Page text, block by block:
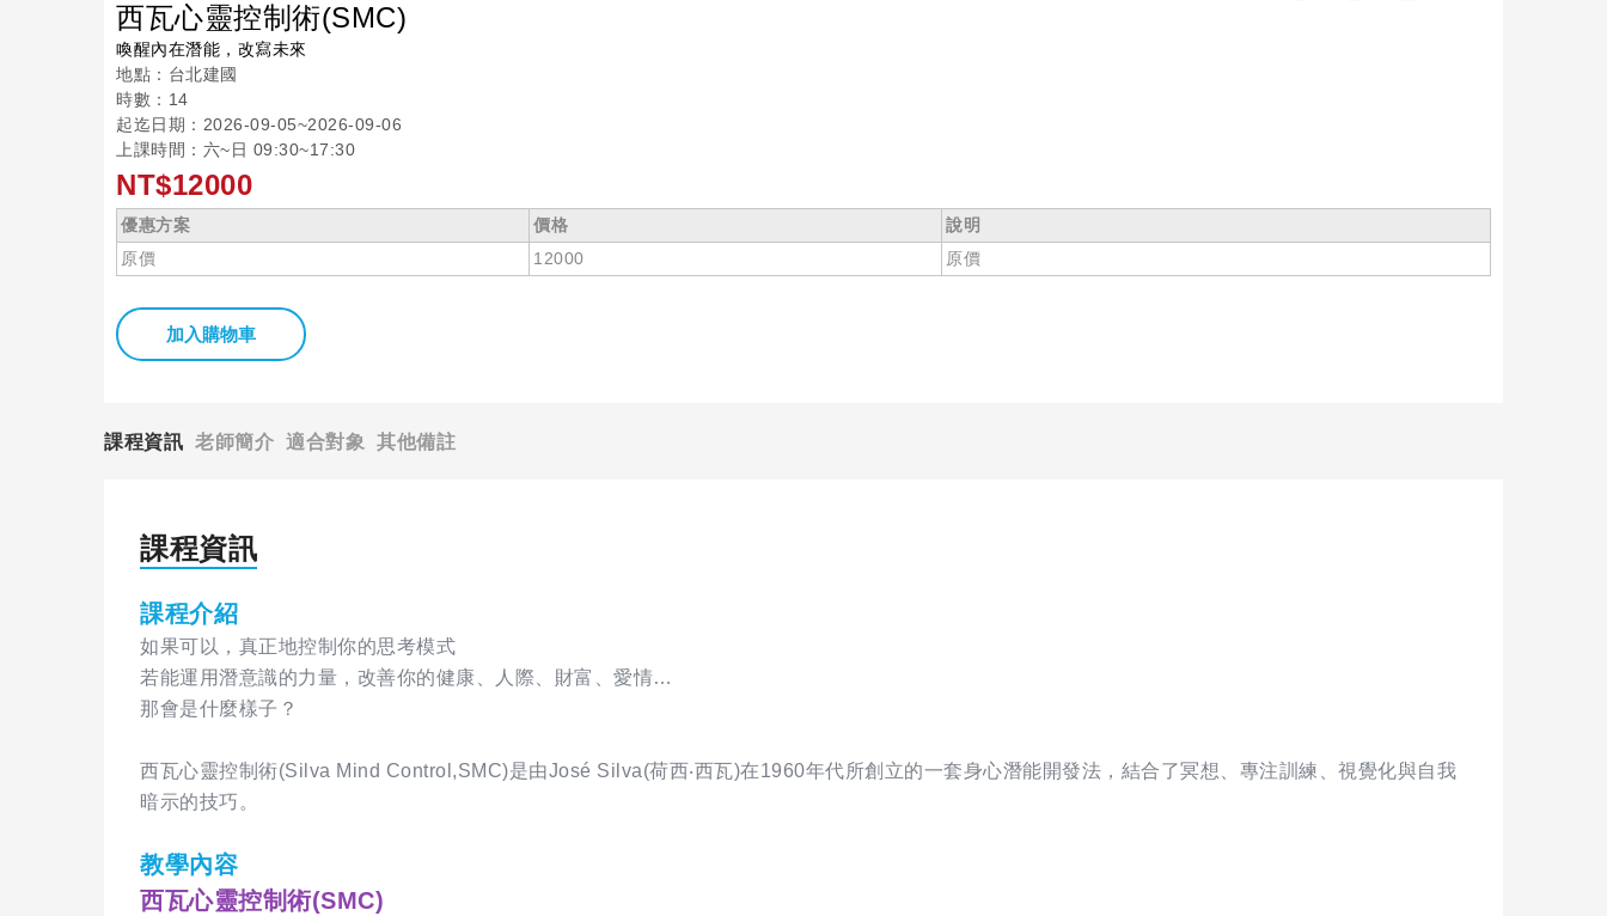
西瓦心靈控制術(SMC)
喚醒內在潛能，改寫未來
地點：台北建國
時數：14
起迄日期：2026-09-05~2026-09-06
上課時間：六~日 09:30~17:30
NT$12000
優惠方案 價格
說明
原價
12000 原價
加入購物車
課程資訊 老師簡介 適合對象 其他備註
課程資訊
課程介紹
如果可以，真正地控制你的思考模式
若能運用潛意識的力量，改善你的健康、人際、財富、愛情…
那會是什麼樣子？
西瓦心靈控制術(Silva Mind Control,SMC)是由José Silva(荷西‧西瓦)在1960年代所創立的一套身心潛能開發法，結合了冥想、專注訓練、視覺化與自我
暗示的技巧。
教學內容
西瓦心靈控制術(SMC)